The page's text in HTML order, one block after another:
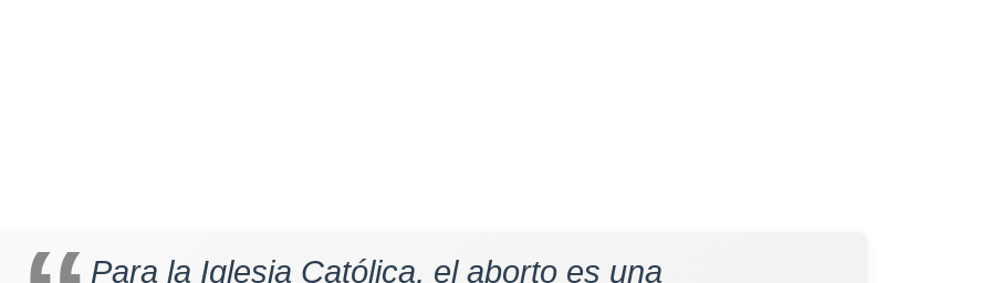
Para la Iglesia Católica, el aborto es una